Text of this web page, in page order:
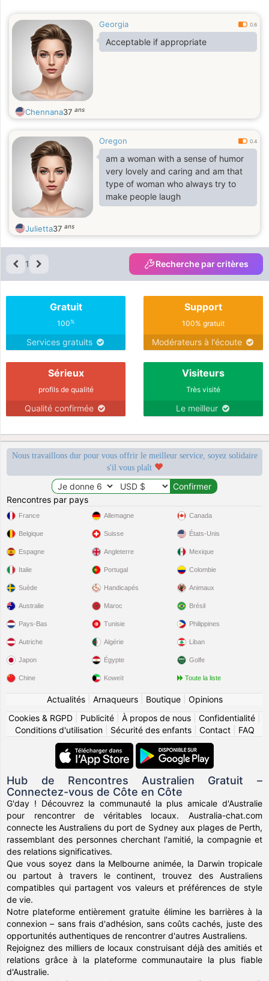
Georgia 0.6
Acceptable if appropriate
Chennana37 ans
Oregon 0.4
am a woman with a sense of humor
very lovely and caring and am that
type of woman who always try to
make people laugh
Julietta37 ans
1 Recherche par critères
Gratuit
100%
Services gratuits
Support
100% gratuit
Modérateurs à l'écoute
Sérieux
profils de qualité
Qualité confirmée
Visiteurs
Très visité
Le meilleur
Nous travaillons dur pour vous offrir le meilleur service, soyez solidaire
s'il vous plaît
Rencontres par pays
France
Belgique
Espagne
Italie
Suède
Allemagne
Suisse
Angleterre
Portugal
Handicapés
Canada
États-Unis
Mexique
Colombie
Animaux
Australie
Pays-Bas
Autriche
Japon
Chine
Maroc
Tunisie
Algérie
Égypte
Koweït
Brésil
Philippines
Liban
Golfe
Toute la liste
Actualités| Arnaqueurs| Boutique| Opinions
Cookies & RGPD
Publicité À propos de nous Confidentialité
Conditions d'utilisation| Sécurité des enfants| Contact| FAQ
Hub de Rencontres Australien Gratuit –
Connectez-vous de Côte en Côte
G'day ! Découvrez la communauté la plus amicale d'Australie
pour rencontrer de véritables locaux. Australia-chat.com
connecte les Australiens du port de Sydney aux plages de Perth,
rassemblant des personnes cherchant l'amitié, la compagnie et
des relations significatives.
Que vous soyez dans la Melbourne animée, la Darwin tropicale
ou partout à travers le continent, trouvez des Australiens
compatibles qui partagent vos valeurs et préférences de style
de vie.
Notre plateforme entièrement gratuite élimine les barrières à la
connexion – sans frais d'adhésion, sans coûts cachés, juste des
opportunités authentiques de rencontrer d'autres Australiens.
Rejoignez des milliers de locaux construisant déjà des amitiés et
relations grâce à la plateforme communautaire la plus fiable
d'Australie.